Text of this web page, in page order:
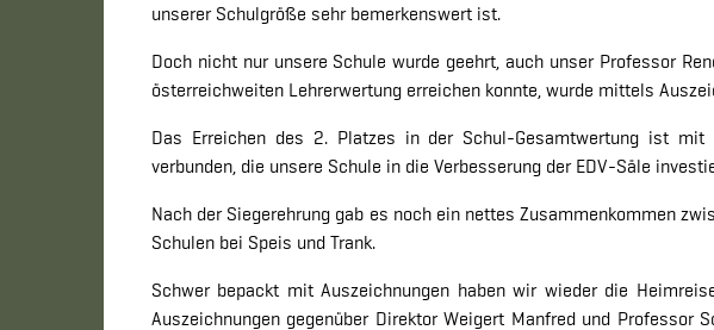
unserer Schulgröße sehr bemerkenswert ist.
Doch nicht nur unsere Schule wurde geehrt, auch unser Professor
österreichweiten Lehrerwertung erreichen konnte, wurde mittels
Das Erreichen des 2. Platzes in der Schul-Gesamtwertung ist
verbunden, die unsere Schule in die Verbesserung der EDV-Säle
Nach der Siegerehrung gab es noch ein nettes Zusammenkommen
Schulen bei Speis und Trank.
Schwer bepackt mit Auszeichnungen haben wir wieder die
Auszeichnungen gegenüber Direktor Weigert Manfred und Professor